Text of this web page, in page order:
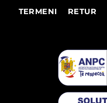
TERMENI RETUR